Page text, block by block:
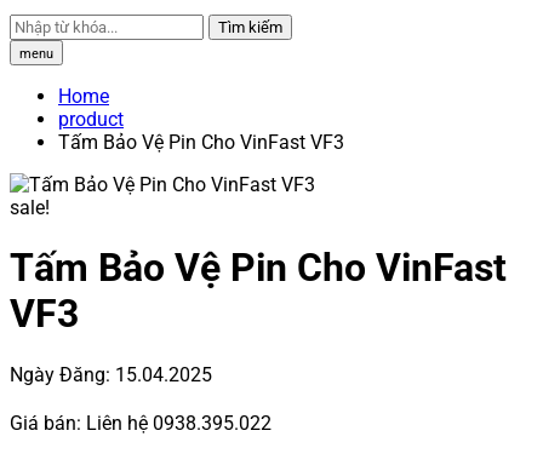
Tìm kiếm
menu
Home
product
Tấm Bảo Vệ Pin Cho VinFast VF3
sale!
Tấm Bảo Vệ Pin Cho VinFast
VF3
Ngày Đăng: 15.04.2025
Giá bán: Liên hệ 0938.395.022